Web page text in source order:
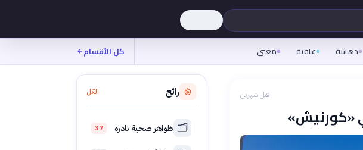
دهشة عافية معنى كل الأقسام
قبل شهرين
«كورنيش»
رائج الكل
🗂️ ظواهر صحية نادرة 37